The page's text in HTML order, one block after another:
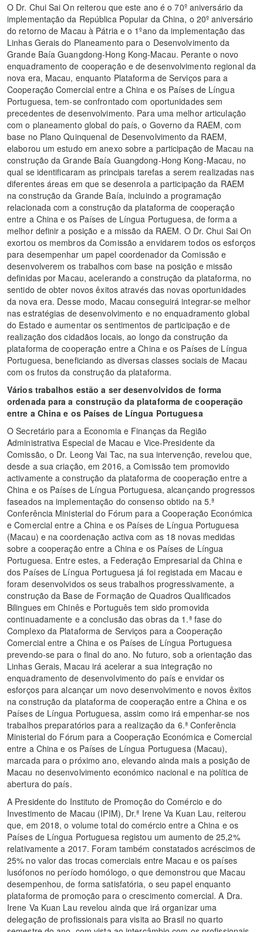
O Dr. Chui Sai On reiterou que este ano é o 70º aniversário da
implementação da República Popular da China, o 20º aniversário
do retorno de Macau à Pátria e o 1ºano da implementação das
Linhas Gerais do Planeamento para o Desenvolvimento da
Grande Baía Guangdong-Hong Kong-Macau. Perante o novo
enquadramento de cooperação e de desenvolvimento regional da
nova era, Macau, enquanto Plataforma de Serviços para a
Cooperação Comercial entre a China e os Países de Língua
Portuguesa, tem-se confrontado com oportunidades sem
precedentes de desenvolvimento. Para uma melhor articulação
com o planeamento global do país, o Governo da RAEM, com
base no Plano Quinquenal de Desenvolvimento da RAEM,
elaborou um estudo em anexo sobre a participação de Macau na
construção da Grande Baía Guangdong-Hong Kong-Macau, no
qual se identificaram as principais tarefas a serem realizadas nas
diferentes áreas em que se desenrola a participação da RAEM
na construção da Grande Baía, incluindo a programação
relacionada com a construção da plataforma de cooperação
entre a China e os Países de Língua Portuguesa, de forma a
melhor definir a posição e a missão da RAEM. O Dr. Chui Sai On
exortou os membros da Comissão a envidarem todos os esforços
para desempenhar um papel coordenador da Comissão e
desenvolverem os trabalhos com base na posição e missão
definidas por Macau, acelerando a construção da plataforma, no
sentido de obter novos êxitos através das novas oportunidades
da nova era. Desse modo, Macau conseguirá integrar-se melhor
nas estratégias de desenvolvimento e no enquadramento global
do Estado e aumentar os sentimentos de participação e de
realização dos cidadãos locais, ao longo da construção da
plataforma de cooperação entre a China e os Países de Língua
Portuguesa, beneficiando as diversas classes sociais de Macau
com os frutos da construção da plataforma.
Vários trabalhos estão a ser desenvolvidosde forma
ordenada para a construção da plataforma de cooperação
entre a China e os Países de Língua Portuguesa
O Secretário para a Economia e Finanças da Região
Administrativa Especial de Macau e Vice-Presidente da
Comissão, o Dr. Leong Vai Tac, na sua intervenção, revelou que,
desde a sua criação, em 2016, a Comissão tem promovido
activamente a construção da plataforma de cooperação entre a
China e os Países de Língua Portuguesa, alcançando progressos
faseados na implementação do consenso obtido na 5.ª
Conferência Ministerial do Fórum para a Cooperação Económica
e Comercial entre a China e os Países de Língua Portuguesa
(Macau) e na coordenação activa com as 18 novas medidas
sobre a cooperação entre a China e os Países de Língua
Portuguesa. Entre estes, a Federação Empresarial da China e
dos Países de Língua Portuguesa já foi registada em Macau e
foram desenvolvidos os seus trabalhos progressivamente, a
construção da Base de Formação de Quadros Qualificados
Bilingues em Chinês e Português tem sido promovida
continuadamente e a conclusão das obras da 1.ª fase do
Complexo da Plataforma de Serviços para a Cooperação
Comercial entre a China e os Países de Língua Portuguesa
prevendo-se para o final do ano. No futuro, sob a orientação das
Linhas Gerais, Macau irá acelerar a sua integração no
enquadramento de desenvolvimento do país e envidar os
esforços para alcançar um novo desenvolvimento e novos êxitos
na construção da plataforma de cooperação entre a China e os
Países de Língua Portuguesa, assim como irá empenhar-se nos
trabalhos preparatórios para a realização da 6.ª Conferência
Ministerial do Fórum para a Cooperação Económica e Comercial
entre a China e os Países de Língua Portuguesa (Macau),
marcada para o próximo ano, elevando ainda mais a posição de
Macau no desenvolvimento económico nacional e na política de
abertura do país.
A Presidente do Instituto de Promoção do Comércio e do
Investimento de Macau (IPIM), Dr.ª Irene Va Kuan Lau, reiterou
que, em 2018, o volume total do comércio entre a China e os
Países de Língua Portuguesa registou um aumento de 25,2%
relativamente a 2017. Foram também constatados acréscimos de
25% no valor das trocas comerciais entre Macau e os países
lusófonos no período homólogo, o que demonstrou que Macau
desempenhou, de forma satisfatória, o seu papel enquanto
plataforma de promoção para o crescimento comercial. A Dra.
Irene Va Kuan Lau revelou ainda que irá organizar uma
delegação de profissionais para visita ao Brasil no quarto